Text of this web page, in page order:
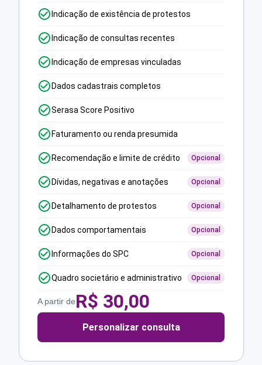
Indicação de existência de protestos
Indicação de consultas recentes
Indicação de empresas vinculadas
Dados cadastrais completos
Serasa Score Positivo
Faturamento ou renda presumida
Recomendação e limite de crédito Opcional
Dívidas, negativas e anotações Opcional
Detalhamento de protestos Opcional
Dados comportamentais Opcional
Informações do SPC Opcional
Quadro societário e administrativo Opcional
A partir deR$ 30,00
Personalizar consulta